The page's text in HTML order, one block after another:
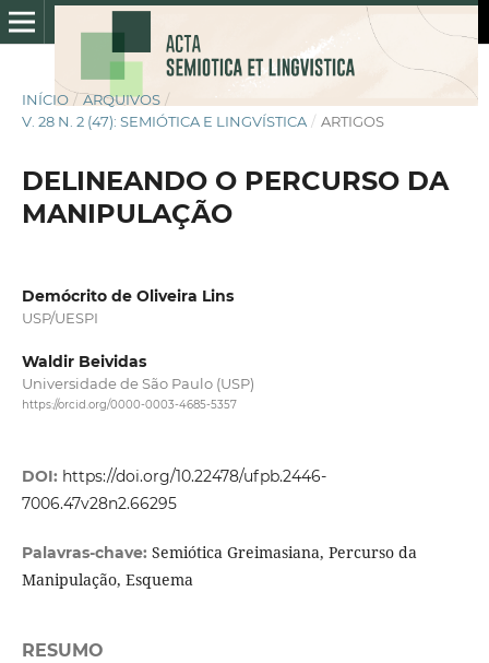
INÍCIO / ARQUIVOS /
V. 28 N. 2 (47): SEMIÓTICA E LINGVÍSTICA / ARTIGOS
DELINEANDO O PERCURSO DA
MANIPULAÇÃO
Demócrito de Oliveira Lins
USP/UESPI
Waldir Beividas
Universidade de São Paulo (USP)
https://orcid.org/0000-0003-4685-5357
DOI: https://doi.org/10.22478/ufpb.2446-
7006.47v28n2.66295
Palavras-chave: Semiótica Greimasiana, Percurso da
Manipulação, Esquema
RESUMO